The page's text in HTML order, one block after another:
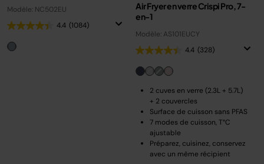
Modèle: NC502EU
4.4 (1084)
Air Fryer en verre Crispi Pro, 7-
en-1
Modèle: AS101EUCY
4.4 (328)
2 cuves en verre (2.3L + 5.7L)
+ 2 couvercles
Surface de cuisson sans PFAS
7 modes de cuisson, T°C
ajustable
Préparez, cuisinez, conservez
avec un même récipient